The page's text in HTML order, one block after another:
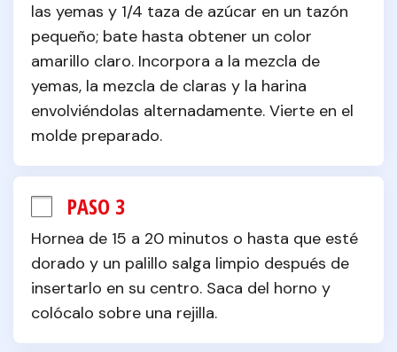
las yemas y 1/4 taza de azúcar en un tazón
pequeño; bate hasta obtener un color
amarillo claro. Incorpora a la mezcla de
yemas, la mezcla de claras y la harina
envolviéndolas alternadamente. Vierte en el
molde preparado.
PASO 3
Hornea de 15 a 20 minutos o hasta que esté
dorado y un palillo salga limpio después de
insertarlo en su centro. Saca del horno y
colócalo sobre una rejilla.